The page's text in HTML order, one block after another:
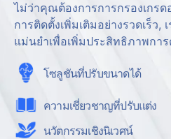
ไม่ว่าคุณต้องการการกรองเกร
การติดตั้งเพิ่มเติมอย่างรวดเร็ว,
แม่นยำเพื่อเพิ่มประสิทธิภาพกา
โซลูชันที่ปรับขนาดได้
ความเชี่ยวชาญที่ปรับแต่ง
นวัตกรรมเชิงนิเวศน์